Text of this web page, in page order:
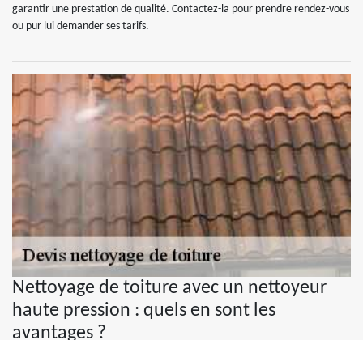
garantir une prestation de qualité. Contactez-la pour prendre rendez-vous
ou pur lui demander ses tarifs.
Nettoyage de toiture avec un nettoyeur
haute pression : quels en sont les
avantages ?